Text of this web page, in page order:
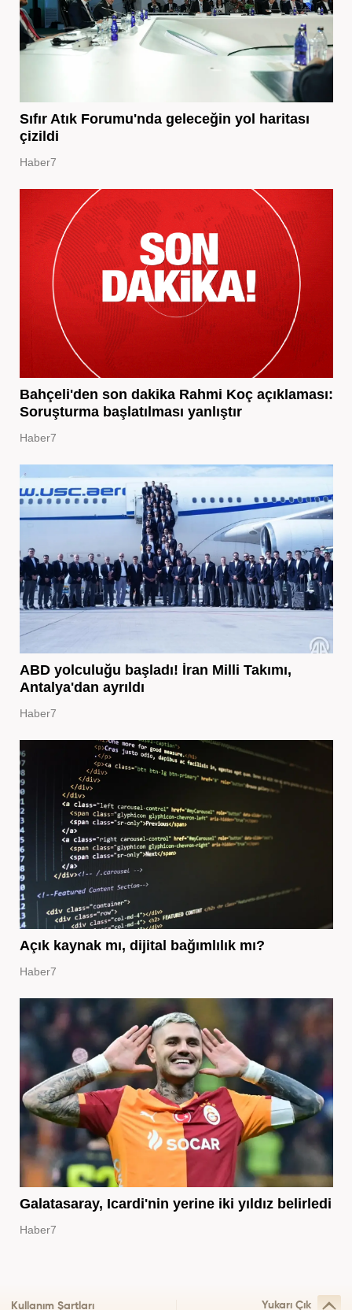
Sıfır Atık Forumu'nda geleceğin yol haritası
çizildi
Haber7
Bahçeli'den son dakika Rahmi Koç açıklaması:
Soruşturma başlatılması yanlıştır
Haber7
ABD yolculuğu başladı! İran Milli Takımı,
Antalya'dan ayrıldı
Haber7
Açık kaynak mı, dijital bağımlılık mı?
Haber7
Galatasaray, Icardi'nin yerine iki yıldız belirledi
Haber7
Kullanım Şartları Yukarı Çık